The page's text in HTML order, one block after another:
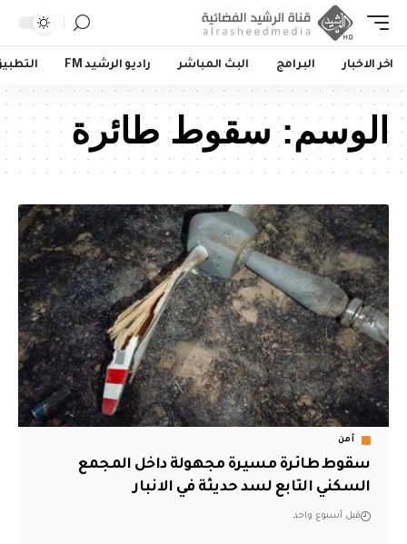
اخر الاخبار البرامج البث المباشر راديو الرشيد FM
الوسم: سقوط طائرة
أمن
سقوط طائرة مسيرة مجهولة داخل المجمع
السكني التابع لسد حديثة في الانبار
قبل أسبوع واحد